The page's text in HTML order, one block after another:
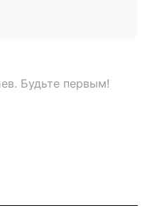
Будьте первым!